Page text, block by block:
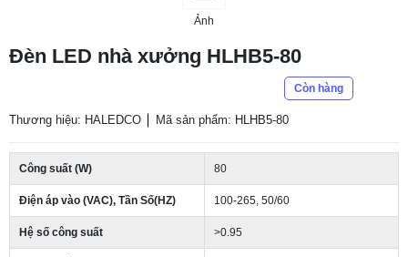
Ảnh
Đèn LED nhà xưởng HLHB5-80
Còn hàng
Thương hiệu: HALEDCO Mã sản phẩm: HLHB5-80
Công suất (W) 80
Điện áp vào (VAC), Tần Số(HZ) 100-265, 50/60
Hệ số công suất >0.95